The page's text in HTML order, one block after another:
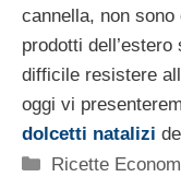
cannella, non
prodotti
difficile resistere
oggi vi
dolcetti natalizi
Categorie
Ricette